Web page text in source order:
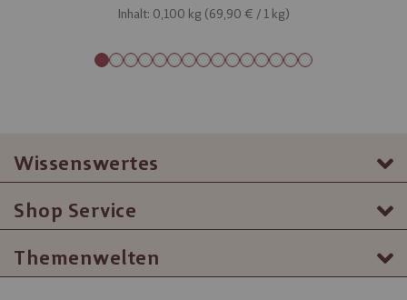
Inhalt: 0,100 kg (69,90 € / 1 kg)
Wissenswertes
Shop Service
Themenwelten